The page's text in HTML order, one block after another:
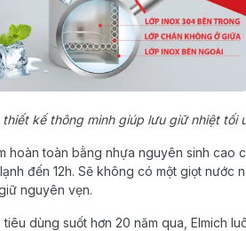
kế thông minh giúp lưu giữ nhiệt tối
hoàn toàn bằng nhựa nguyên sinh cao
đến 12h. Sẽ không có một giọt nước
nguyên vẹn.
dùng suốt hơn 20 năm qua, Elmich